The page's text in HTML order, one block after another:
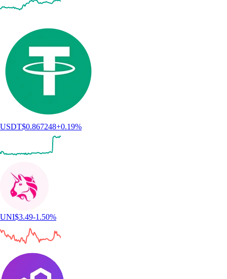
USDT$0.867248+0.19%
UNI$3.49-1.50%